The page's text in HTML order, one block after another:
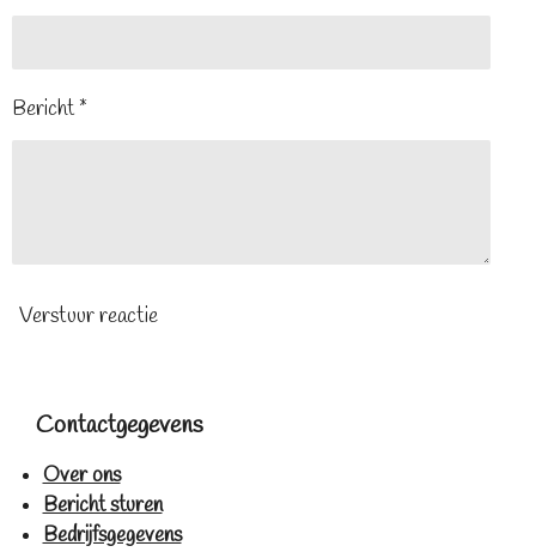
Bericht *
Verstuur reactie
Contactgegevens
Over ons
Bericht sturen
Bedrijfsgegevens